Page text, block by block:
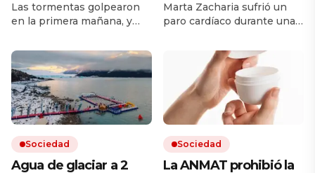
dice el pronóstico para
las próximas horas
Las tormentas golpearon
en la primera mañana, y
jueves. Hay cortes de luz
en el AMBA.
vivió un caso similar al
de Víctor Sueiro y la
ciencia tiene una
explicación
Marta Zacharia sufrió un
paro cardíaco durante una
reanimada. Durante esos
segundos, dice que vio
«desde afuera», cómo
trabajaban los médicos y
luego una luz al final del
túnel. El médico del
periodista que en 1990
experimentó una situación
parecida, un neurólogo y
Sociedad
Agua de glaciar a 2
Sociedad
La ANMAT prohibió la